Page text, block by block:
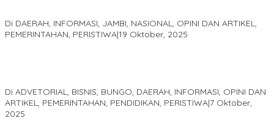
Di DAERAH, INFORMASI, JAMBI, NASIONAL, OPINI DAN ARTIKEL,
PEMERINTAHAN, PERISTIWA|19 Oktober, 2025
Di ADVETORIAL, BISNIS, BUNGO, DAERAH, INFORMASI, OPINI DAN
ARTIKEL, PEMERINTAHAN, PENDIDIKAN, PERISTIWA|7 Oktober,
2025